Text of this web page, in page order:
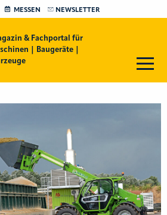
MESSEN NEWSLETTER
& Fachportal für
| Baugeräte |